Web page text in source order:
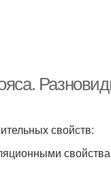
свойств: